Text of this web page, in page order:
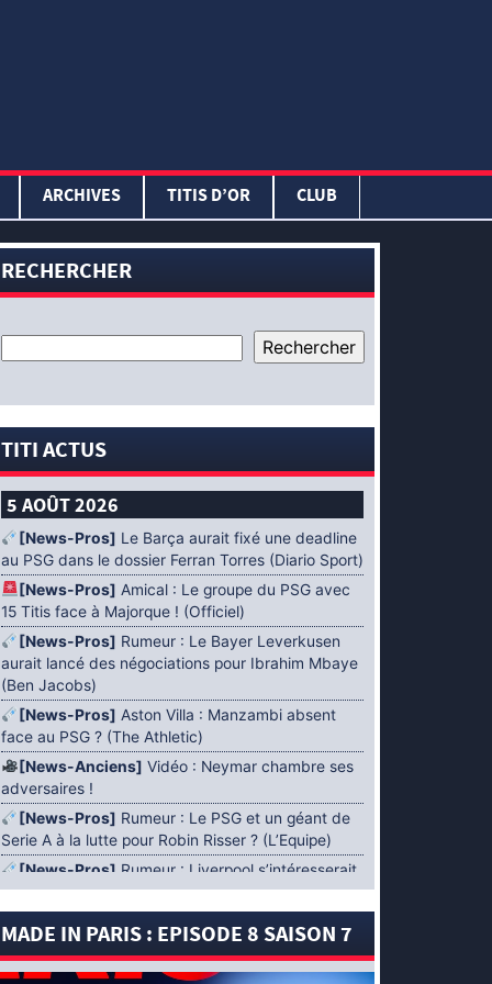
ARCHIVES TITIS D’OR CLUB
RECHERCHER
TITI ACTUS
5 AOÛT 2026
[News-Pros] Le Barça aurait fixé une deadline
au PSG dans le dossier Ferran Torres (Diario Sport)
[News-Pros] Amical : Le groupe du PSG avec
15 Titis face à Majorque ! (Officiel)
[News-Pros] Rumeur : Le Bayer Leverkusen
aurait lancé des négociations pour Ibrahim Mbaye
(Ben Jacobs)
[News-Pros] Aston Villa : Manzambi absent
face au PSG ? (The Athletic)
[News-Anciens] Vidéo : Neymar chambre ses
adversaires !
[News-Pros] Rumeur : Le PSG et un géant de
Serie A à la lutte pour Robin Risser ? (L’Equipe)
[News-Pros] Rumeur : Liverpool s’intéresserait
à Ibrahim Mbaye en plus de Bradley Barcola
(Fabrizio Romano)
[News-Pros]Rumeur : Accord contractuel
trouvé entre le PSG et Mika Godts (Fabrizio
MADE IN PARIS : EPISODE 8 SAISON 7